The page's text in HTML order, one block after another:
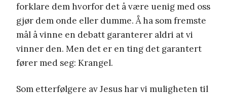
forklare dem hvorfor det å være uenig med oss
gjør dem onde eller dumme. Å ha som fremste
mål å vinne en debatt garanterer aldri at vi
vinner den. Men det er en ting det garantert
fører med seg: Krangel.
Som etterfølgere av Jesus har vi muligheten til